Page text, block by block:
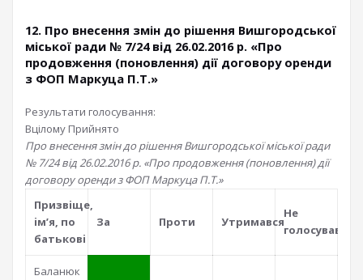
12. Про внесення змін до рішення Вишгородської
міської ради № 7/24 від 26.02.2016 р. «Про
продовження (поновлення) дії договору оренди
з ФОП Маркуца П.Т.»
Результати голосування:
Вцілому Прийнято
Про внесення змін до рішення Вишгородської міської ради
№ 7/24 від 26.02.2016 р. «Про продовження (поновлення) дії
договору оренди з ФОП Маркуца П.Т.»
Призвiще,
iм’я, по
батьковi
За Проти Утримався
Не
голосував
Баланюк